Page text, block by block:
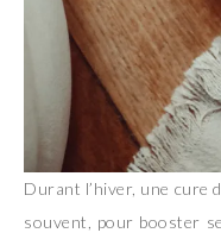
Durant l’hiver, une cure
souvent, pour booster